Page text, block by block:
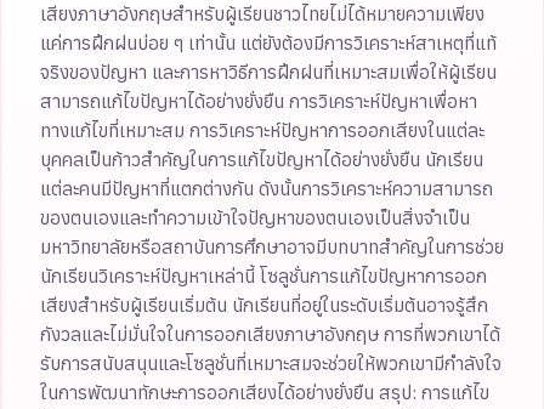
เสียงภาษาอังกฤษสำหรับผู้เรียนชาวไทยไม่ได้หมายความเพียง
แค่การฝึกฝนบ่อย ๆ เท่านั้น แต่ยังต้องมีการวิเคราะห์สาเหตุที่แท้
จริงของปัญหา และการหาวิธีการฝึกฝนที่เหมาะสมเพื่อให้ผู้เรียน
สามารถแก้ไขปัญหาได้อย่างยั่งยืน การวิเคราะห์ปัญหาเพื่อหา
ทางแก้ไขที่เหมาะสม การวิเคราะห์ปัญหาการออกเสียงในแต่ละ
บุคคลเป็นก้าวสำคัญในการแก้ไขปัญหาได้อย่างยั่งยืน นักเรียน
แต่ละคนมีปัญหาที่แตกต่างกัน ดังนั้นการวิเคราะห์ความสามารถ
ของตนเองและทำความเข้าใจปัญหาของตนเองเป็นสิ่งจำเป็น
มหาวิทยาลัยหรือสถาบันการศึกษาอาจมีบทบาทสำคัญในการช่วย
นักเรียนวิเคราะห์ปัญหาเหล่านี้ โซลูชั่นการแก้ไขปัญหาการออก
เสียงสำหรับผู้เรียนเริ่มต้น นักเรียนที่อยู่ในระดับเริ่มต้นอาจรู้สึก
กังวลและไม่มั่นใจในการออกเสียงภาษาอังกฤษ การที่พวกเขาได้
รับการสนับสนุนและโซลูชั่นที่เหมาะสมจะช่วยให้พวกเขามีกำลังใจ
ในการพัฒนาทักษะการออกเสียงได้อย่างยั่งยืน สรุป: การแก้ไข